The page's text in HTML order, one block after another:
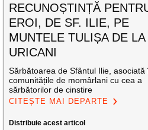
RECUNOȘTINȚĂ
EROI, DE SF. ILIE, PE
MUNTELE TULIȘA DE LA
URICANI
Sărbătoarea de Sfântul Ilie, asociată
comunitățile de momârlani cu cea a
sărbătorilor de cinstire
CITEȘTE MAI DEPARTE
Distribuie acest articol